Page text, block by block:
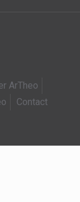
ArTheo
Contact